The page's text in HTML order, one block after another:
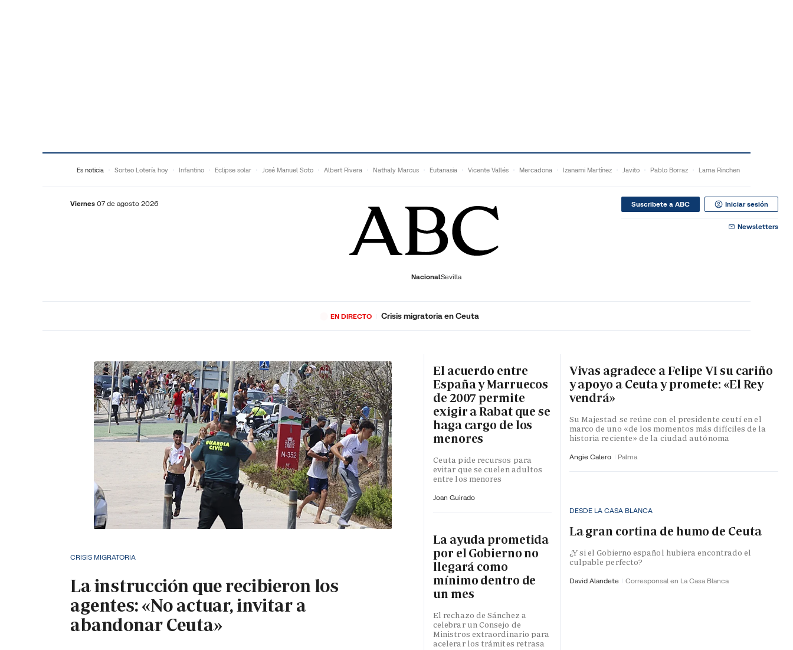
Es noticia Sorteo Lotería hoy Infantino Eclipse solar José Manuel Soto Albert Rivera Nathaly Marcus Eutanasia Vicente Vallés Mercadona Izanami Martínez Javito Pablo Borraz Lama Rinchen
Viernes 07 de agosto 2026
NacionalSevilla
Suscribete a ABC Iniciar sesión
Newsletters
ECONOMÍADEPORTES SOCIEDADCULTURAGENTEPLAY
EN DIRECTO Crisis migratoria en Ceuta
CRISIS MIGRATORIA
La instrucción que recibieron los
agentes: «No actuar, invitar a
abandonar Ceuta»
El acuerdo entre
España y Marruecos
de 2007 permite
exigir a Rabat que se
haga cargo de los
menores
Ceuta pide recursos para
evitar que se cuelen adultos
entre los menores
Joan Guirado
La ayuda prometida
por el Gobierno no
llegará como
mínimo dentro de
un mes
El rechazo de Sánchez a
celebrar un Consejo de
Ministros extraordinario para
acelerar los trámites retrasa
Vivas agradece a Felipe VI su cariño
y apoyo a Ceuta y promete: «El Rey
vendrá»
Su Majestad se reúne con el presidente ceutí en el
marco de uno «de los momentos más difíciles de la
historia reciente» de la ciudad autónoma
Angie Calero Palma
DESDE LA CASA BLANCA
La gran cortina de humo de Ceuta
¿Y si el Gobierno español hubiera encontrado el
culpable perfecto?
David Alandete Corresponsal en La Casa Blanca